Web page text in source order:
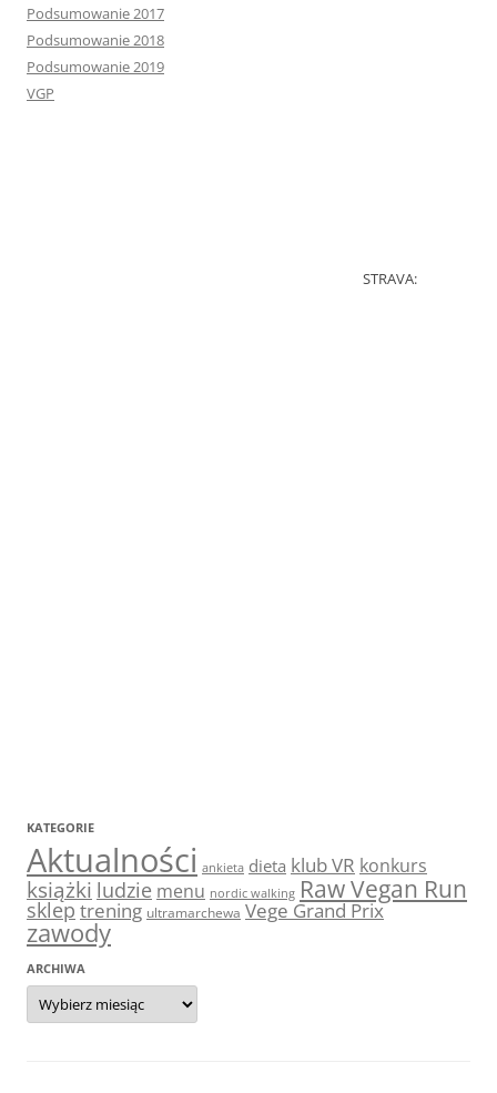
Podsumowanie 2017
Podsumowanie 2018
Podsumowanie 2019
VGP
STRAVA:
KATEGORIE
Aktualności ankieta dieta klub VR konkurs
książki ludzie menu nordic walking Raw Vegan Run
skleptrening ultramarchewa Vege Grand Prix
zawody
ARCHIWA
Archiwa